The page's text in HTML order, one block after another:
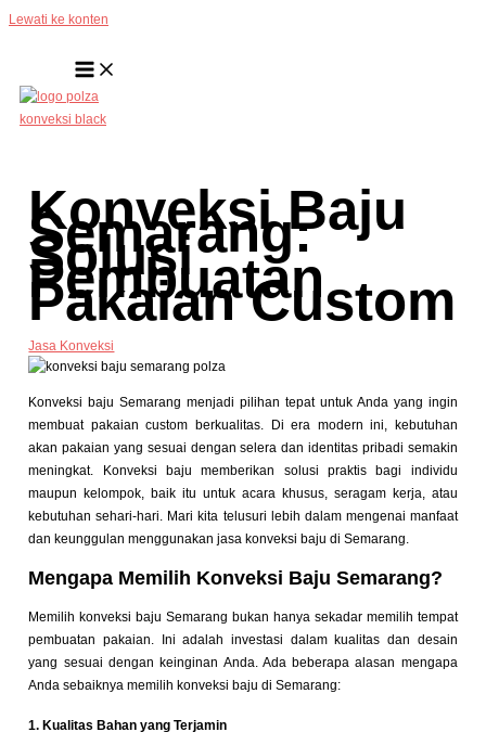
Lewati ke konten
Konveksi Baju
Semarang:
Solusi
Pembuatan
Pakaian Custom
Jasa Konveksi
Konveksi baju Semarang menjadi pilihan tepat untuk Anda yang ingin
membuat pakaian custom berkualitas. Di era modern ini, kebutuhan
akan pakaian yang sesuai dengan selera dan identitas pribadi semakin
meningkat. Konveksi baju memberikan solusi praktis bagi individu
maupun kelompok, baik itu untuk acara khusus, seragam kerja, atau
kebutuhan sehari-hari. Mari kita telusuri lebih dalam mengenai manfaat
dan keunggulan menggunakan jasa konveksi baju di Semarang.
Mengapa Memilih Konveksi Baju Semarang?
Memilih konveksi baju Semarang bukan hanya sekadar memilih tempat
pembuatan pakaian. Ini adalah investasi dalam kualitas dan desain
yang sesuai dengan keinginan Anda. Ada beberapa alasan mengapa
Anda sebaiknya memilih konveksi baju di Semarang:
1. Kualitas Bahan yang Terjamin